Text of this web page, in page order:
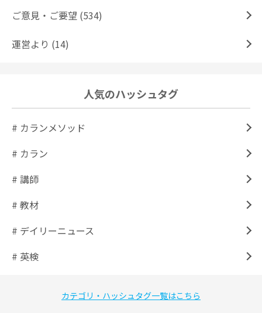
ご意見・ご要望 (534)
運営より (14)
人気のハッシュタグ
# カランメソッド
# カラン
# 講師
# 教材
# デイリーニュース
# 英検
カテゴリ・ハッシュタグ一覧はこちら